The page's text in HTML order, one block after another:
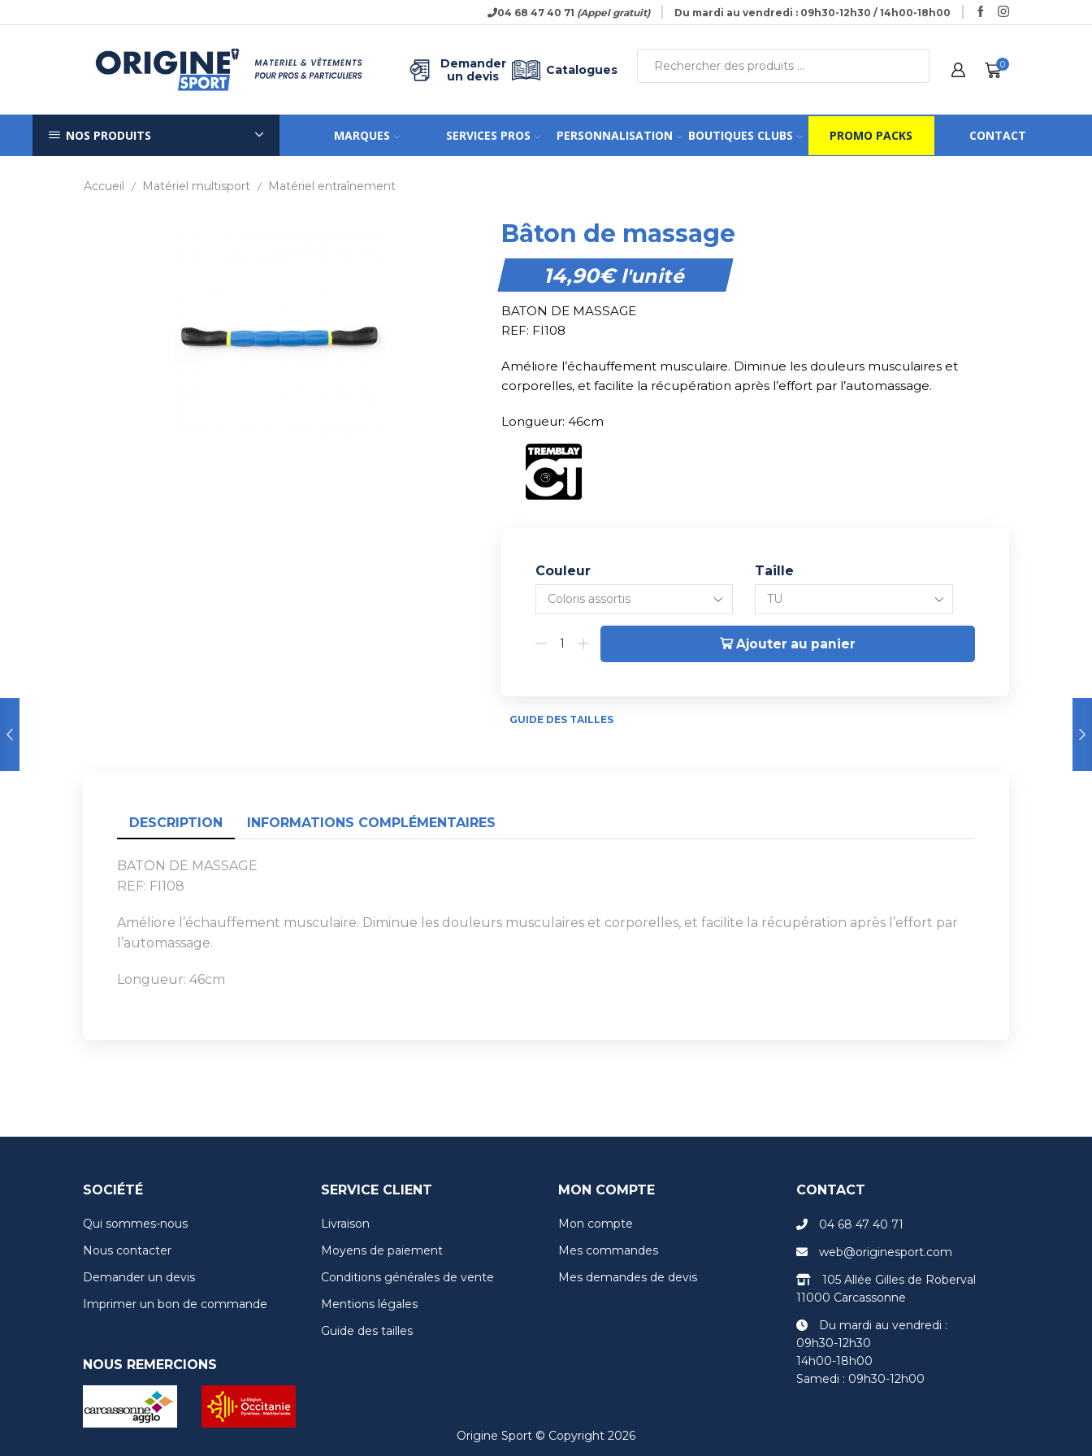
04 68 47 40 71 (Appel gratuit) Du mardi au vendredi : 09h30-12h30 / 14h00-18h00
Demander
un devis
Catalogues 0
NOS PRODUITS MARQUES SERVICES PROS PERSONNALISATION BOUTIQUES CLUBS PROMO PACKS CONTACT
Accueil / Matériel multisport / Matériel entraînement
Bâton de massage
14,90€l'unité
BATON DE MASSAGE
REF: FI108
Améliore l’échauffement musculaire. Diminue les douleurs musculaires et
corporelles, et facilite la récupération après l’effort par l’automassage.
Longueur: 46cm
Couleur Taille
Ajouter au panier
GUIDE DES TAILLES
DESCRIPTION INFORMATIONS COMPLÉMENTAIRES
BATON DE MASSAGE
REF: FI108
Améliore l’échauffement musculaire. Diminue les douleurs musculaires et corporelles, et facilite la récupération après l’effort par
l’automassage.
Longueur: 46cm
SOCIÉTÉ
Qui sommes-nous
Nous contacter
Demander un devis
Imprimer un bon de commande
NOUS REMERCIONS
SERVICE CLIENT
Livraison
Moyens de paiement
Conditions générales de vente
Mentions légales
Guide des tailles
MON COMPTE
Mon compte
Mes commandes
Mes demandes de devis
CONTACT
04 68 47 40 71
web@originesport.com
105 Allée Gilles de Roberval
11000 Carcassonne
Du mardi au vendredi :
09h30-12h30
14h00-18h00
Samedi : 09h30-12h00
Origine Sport © Copyright 2026